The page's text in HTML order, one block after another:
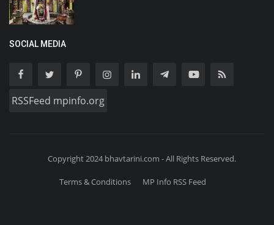
SOCIAL MEDIA
RSSFeed mpinfo.org
Copyright 2024 bhavtarini.com - All Rights Reserved.
Terms & Conditions MP Info RSS Feed